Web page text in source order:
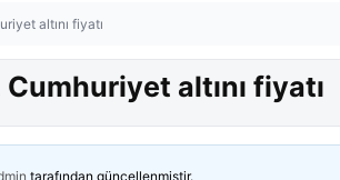
altını fiyatı
altını fiyatı
tarafından güncellenmiştir.